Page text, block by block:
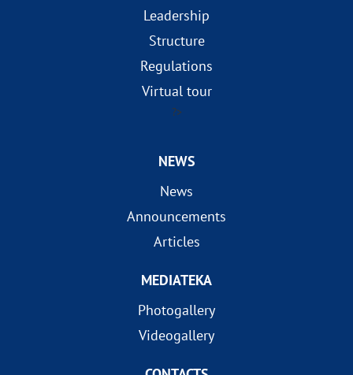
Leadership
Structure
Regulations
Virtual tour
?>
NEWS
News
Announcements
Articles
MEDIATEKA
Photogallery
Videogallery